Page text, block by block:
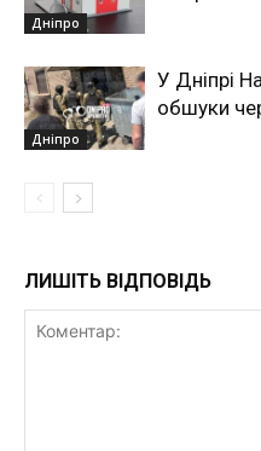
Дніпро
Дніпро
У Дніпрі
обшуки
ЛИШІТЬ ВІДПОВІДЬ